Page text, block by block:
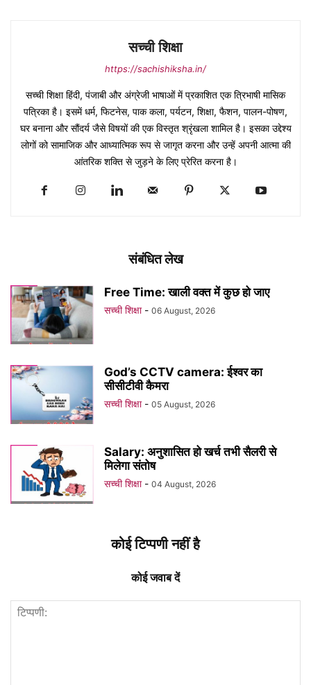
सच्ची शिक्षा
https://sachishiksha.in/
सच्ची शिक्षा हिंदी, पंजाबी और अंग्रेजी भाषाओं में प्रकाशित एक त्रिभाषी मासिक
पत्रिका है। इसमें धर्म, फिटनेस, पाक कला, पर्यटन, शिक्षा, फैशन, पालन-पोषण,
घर बनाना और सौंदर्य जैसे विषयों की एक विस्तृत श्रृंखला शामिल है। इसका उद्देश्य
लोगों को सामाजिक और आध्यात्मिक रूप से जागृत करना और उन्हें अपनी आत्मा की
आंतरिक शक्ति से जुड़ने के लिए प्रेरित करना है।
संबंधित लेख
Free Time: खाली वक्त में कुछ हो जाए
सच्ची शिक्षा - 06 August, 2026
God’s CCTV camera: ईश्वर का
सीसीटीवी कैमरा
सच्ची शिक्षा - 05 August, 2026
Salary: अनुशासित हो खर्च तभी सैलरी से
मिलेगा संतोष
सच्ची शिक्षा - 04 August, 2026
कोई टिप्पणी नहीं है
कोई जवाब दें